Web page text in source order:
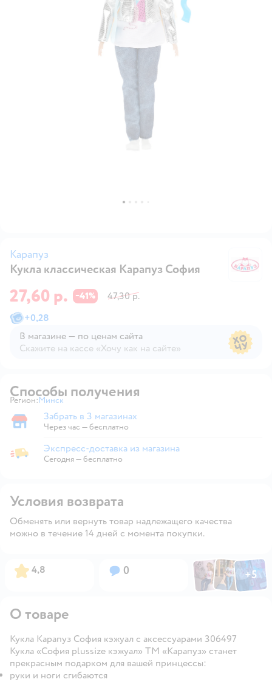
Карапуз
Кукла классическая Карапуз София
27,60 р. −41%
47,30 р.
+0,28
В магазине — по ценам сайта
Скажите на кассе «Хочу как на сайте»
Способы получения
Регион: Выбор адреса доставки.
Минск
Забрать в магазине
Забрать в 3 магазинах
Через час — бесплатно
Экспресс-доставка из магазина
Экспресс-доставка из магазина
Сегодня—бесплатно
Условия возврата
Обменять или вернуть товар надлежащего качества
можно в течение 14 дней с момента покупки.
Рейтинг:
4,8 Вопросов:
0 ФотоФотоФото
+5
Открыть
О товаре
Кукла Карапуз София кэжуал с аксессуарами 306497
Кукла «София plussize кэжуал» ТМ «Карапуз» станет
прекрасным подарком для вашей принцессы:
руки и ноги сгибаются